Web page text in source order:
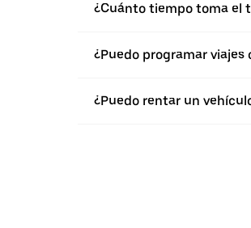
¿Cuánto tiempo toma el
¿Puedo programar viajes
¿Puedo rentar un